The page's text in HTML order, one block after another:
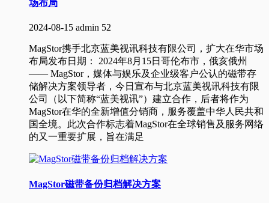
场布局
2024-08-15 admin 52
MagStor携手北京蓝美视讯科技有限公司，扩大在华市场
布局发布日期： 2024年8月15日哥伦布市，俄亥俄州
—— MagStor，媒体与娱乐及企业级客户公认的磁带存
储解决方案领导者，今日宣布与北京蓝美视讯科技有限
公司（以下简称“蓝美视讯”）建立合作，后者将作为
MagStor在华的全新增值分销商，服务覆盖中华人民共和
国全境。此次合作标志着MagStor在全球销售及服务网络
的又一重要扩展，旨在满足
MagStor磁带备份归档解决方案